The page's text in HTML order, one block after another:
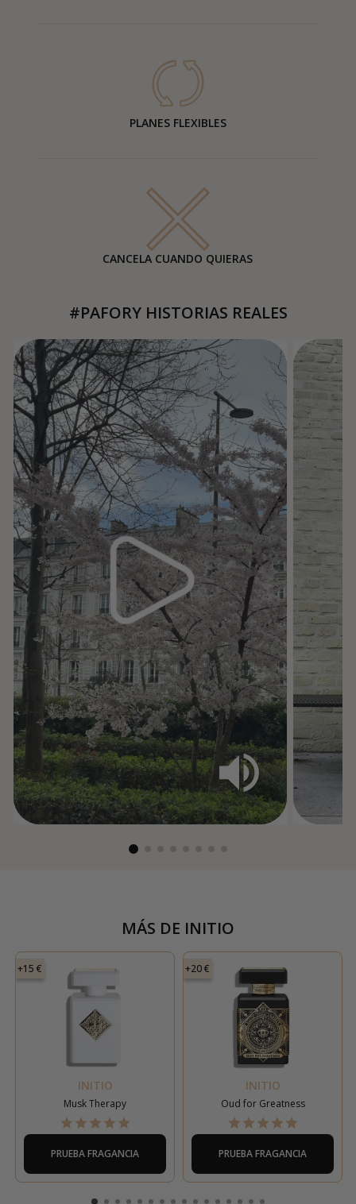
PLANES FLEXIBLES
CANCELA CUANDO QUIERAS
#PAFORY HISTORIAS REALES
MÁS DE INITIO
+15 €
INITIO
Musk Therapy
PRUEBA FRAGANCIA
+20 €
INITIO
Oud for Greatness
PRUEBA FRAGANCIA